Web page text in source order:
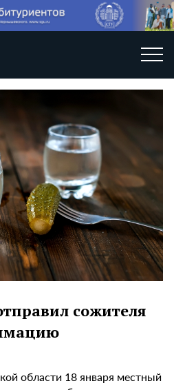
сожителя
области 18 января местный